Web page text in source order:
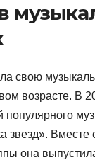
свою
возрасте. В
популярного
звезд». Вместе
она